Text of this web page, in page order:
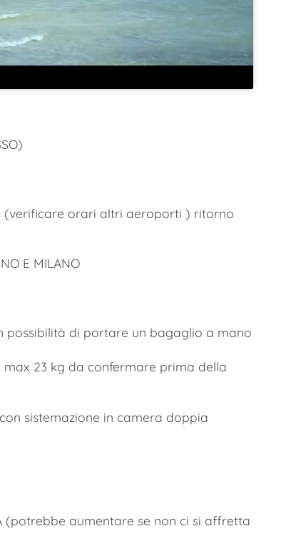
(verificare orari altri aeroporti ) ritorno
E MILANO
possibilità di portare un bagaglio a mano
max 23 kg da confermare prima della
con sistemazione in camera doppia
(potrebbe aumentare se non ci si affretta